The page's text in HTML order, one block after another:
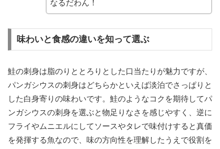
なるだわん！
味わいと食感の違いを知って選ぶ
鮭の刺身は脂のりととろりとした口当たりが魅力ですが、
パンガシウスの刺身はどちらかといえば淡泊でさっぱりと
した白身寄りの味わいです。鮭のようなコクを期待してパ
ンガシウスの刺身を選ぶと物足りなさを感じやすく、逆に
フライやムニエルにしてソースやタレで味付けすると真価
を発揮する魚なので、味の方向性を理解したうえで役割を